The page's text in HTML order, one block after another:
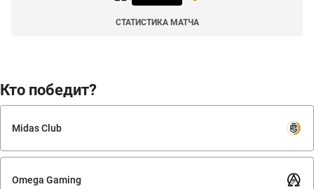
Кто победит?
Midas Club
Omega Gaming
СТАТИСТИКА МАТЧА